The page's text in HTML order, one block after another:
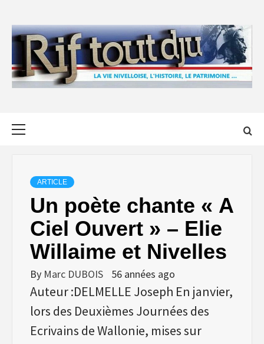
content
ARTICLE
Un poète chante « A
Ciel Ouvert » – Elie
Willaime et Nivelles
By Marc DUBOIS 56 années ago
Auteur :DELMELLE Joseph En janvier,
lors des Deuxièmes Journées des
Ecrivains de Wallonie, mises sur